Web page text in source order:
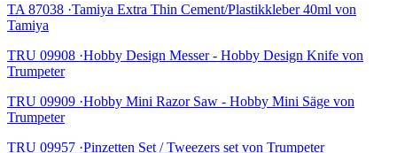
TA 87038 ·Tamiya Extra Thin Cement/Plastikkleber 40ml von
Tamiya
TRU 09908 ·Hobby Design Messer - Hobby Design Knife von
Trumpeter
TRU 09909 ·Hobby Mini Razor Saw - Hobby Mini Säge von
Trumpeter
TRU 09957 ·Pinzetten Set / Tweezers set von Trumpeter